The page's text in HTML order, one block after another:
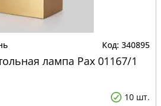
340895
лампа Pax 01167/1
10 шт.